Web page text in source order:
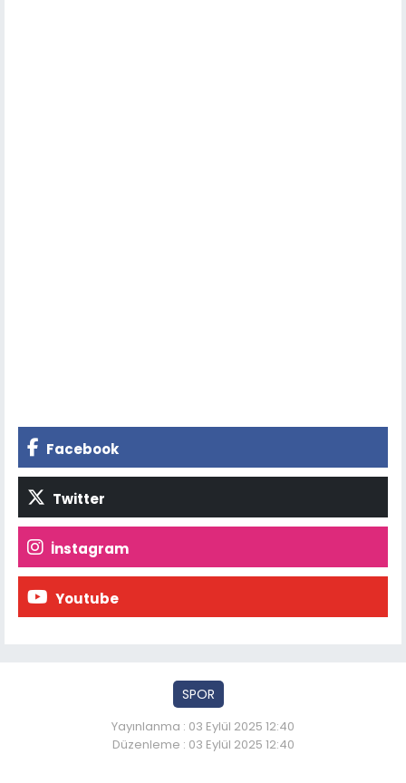
Facebook
Twitter
İnstagram
Youtube
SPOR
Yayınlanma : 03 Eylül 2025 12:40
Düzenleme : 03 Eylül 2025 12:40